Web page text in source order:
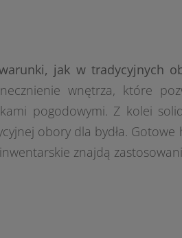
jak w tradycyjnych
wnętrza, które
pogodowymi. Z kolei
obory dla bydła.
znajdą